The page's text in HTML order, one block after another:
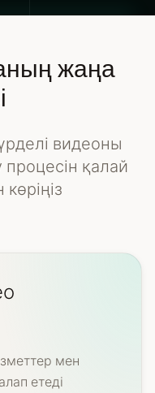
жаңа
видеоны
қалай
мен
етеді